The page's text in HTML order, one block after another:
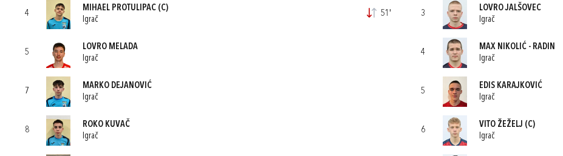
4
MIHAEL PROTULIPAC (C)
Igrač
51'
5
LOVRO MELADA
Igrač
7
MARKO DEJANOVIĆ
Igrač
8
ROKO KUVAČ
Igrač
3
LOVRO JALŠOVEC
Igrač
4
MAX NIKOLIĆ - RADIN
Igrač
5
EDIS KARAJKOVIĆ
Igrač
6
VITO ŽEŽELJ (C)
Igrač